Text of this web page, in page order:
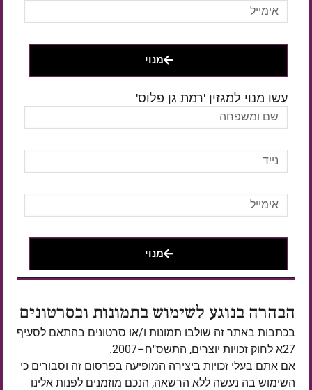
מנוי
עשו מנוי למגזין 'רמת גן פלוס'
מנוי
הבהרה בנוגע לשימוש בתמונות ובסרטונים
בכתבות באתר זה שולבו תמונות ו/או סרטונים בהתאם לסעיף
27א לחוק זכויות יוצרים, התשס"ח–2007.
אם אתם בעלי זכויות ביצירה המופיעה בפרסום זה וסבורים כי
השימוש בה נעשה ללא הרשאה, הנכם מוזמנים לפנות אלינו